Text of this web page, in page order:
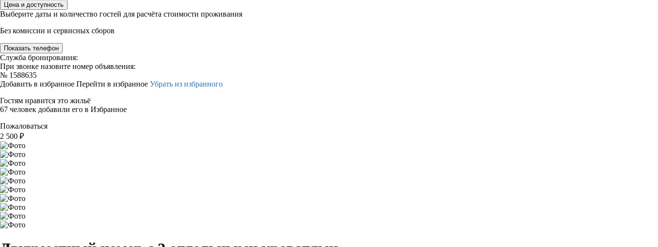
Цена и доступность
Выберите даты и количество гостей для расчёта стоимости проживания
Без комиссии и сервисных сборов
Показать телефон
Служба бронирования:
При звонке назовите номер объявления:
№ 1588635
Добавить в избранное Перейти в избранное Убрать из избранного
Гостям нравится это жильё
67 человек добавили его в Избранное
Пожаловаться
2 500 ₽